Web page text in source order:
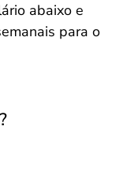
abaixo e
para o